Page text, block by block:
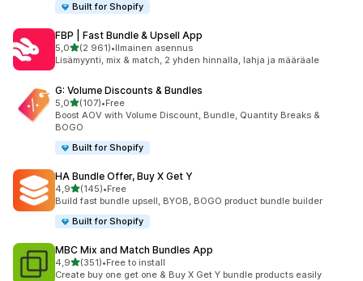
Built for Shopify
FBP | Fast Bundle & Upsell App
5,0/ 5 tähteä
(2 961)
2961 arvostelua yhteensä
•Ilmainen asennus
Lisämyynti, mix & match, 2 yhden hinnalla, lahja ja määräale
G: Volume Discounts & Bundles
5,0/ 5 tähteä
(107)
107 arvostelua yhteensä
•Free
Boost AOV with Volume Discount, Bundle, Quantity Breaks &
BOGO
Built for Shopify
HA Bundle Offer, Buy X Get Y
4,9/ 5 tähteä
(145)
145 arvostelua yhteensä
•Free
Build fast bundle upsell, BYOB, BOGO product bundle builder
Built for Shopify
MBC Mix and Match Bundles App
4,9/ 5 tähteä
(351)
351 arvostelua yhteensä
•Free to install
Create buy one get one & Buy X Get Y bundle products easily